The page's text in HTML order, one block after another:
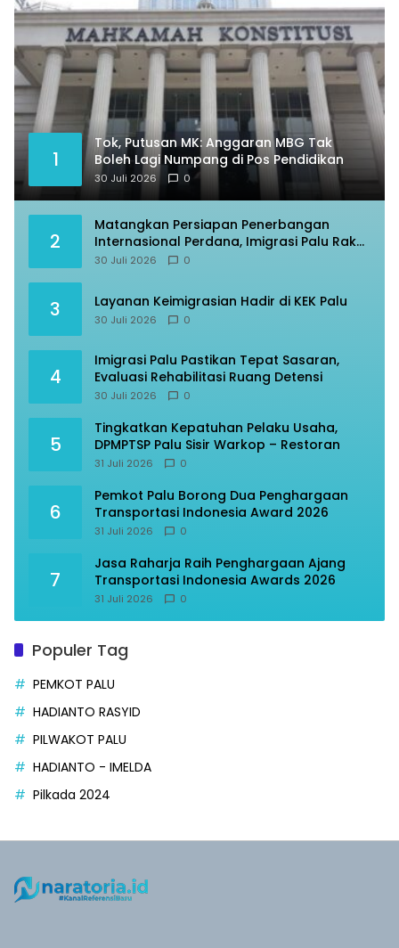
1
Tok, Putusan MK: Anggaran MBG Tak
Boleh Lagi Numpang di Pos Pendidikan
30 Juli 2026 0
2
Matangkan Persiapan Penerbangan
Internasional Perdana, Imigrasi Palu Rakor
dengan Gubernur Sulteng
30 Juli 2026 0
3 Layanan Keimigrasian Hadir di KEK Palu
30 Juli 2026 0
4
Imigrasi Palu Pastikan Tepat Sasaran,
Evaluasi Rehabilitasi Ruang Detensi
30 Juli 2026 0
5
Tingkatkan Kepatuhan Pelaku Usaha,
DPMPTSP Palu Sisir Warkop – Restoran
31 Juli 2026 0
6
Pemkot Palu Borong Dua Penghargaan
Transportasi Indonesia Award 2026
31 Juli 2026 0
7
Jasa Raharja Raih Penghargaan Ajang
Transportasi Indonesia Awards 2026
31 Juli 2026 0
Populer Tag
PEMKOT PALU
HADIANTO RASYID
PILWAKOT PALU
HADIANTO - IMELDA
Pilkada 2024